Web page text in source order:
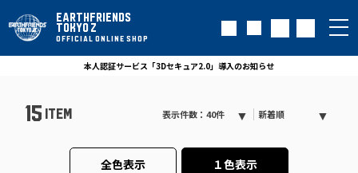
EARTHFRIENDS
TOKYO Z
OFFICIAL ONLINE SHOP
本人認証サービス「3Dセキュア2.0」導入のお知らせ
15 ITEM 表示件数：40件 新着順
全色表示 １色表示